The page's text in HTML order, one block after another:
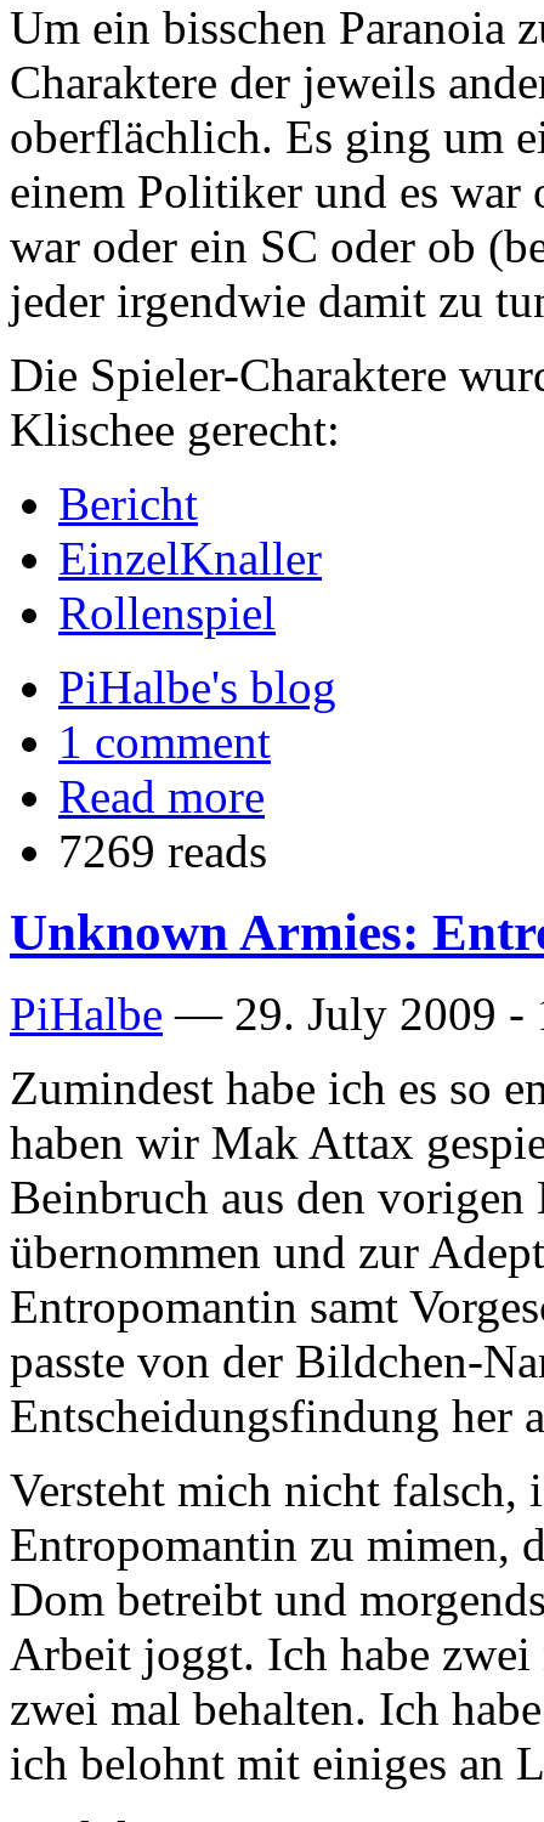
Um ein bisschen Paranoia
Charaktere der jeweils
oberflächlich. Es ging um
einem Politiker und es
war oder ein SC oder ob
jeder irgendwie damit zu
Die Spieler-Charaktere
Klischee gerecht:
Bericht
EinzelKnaller
Rollenspiel
PiHalbe's blog
1 comment
Read more
7269 reads
Unknown Armies:
PiHalbe — 29. July 2009 -
Zumindest habe ich es so
haben wir Mak Attax
Beinbruch aus den
übernommen und zur
Entropomantin samt
passte von der Bildchen-
Entscheidungsfindung her
Versteht mich nicht falsch,
Entropomantin zu mimen,
Dom betreibt und
Arbeit joggt. Ich habe
zwei mal behalten. Ich
ich belohnt mit einiges an